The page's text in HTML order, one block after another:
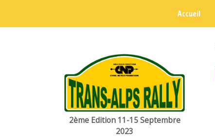
Accueil
2ème Edition 11-15 Septembre
2023